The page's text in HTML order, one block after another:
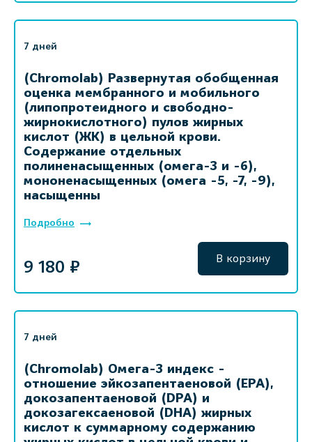
7 дней
(Chromolab) Развернутая обобщенная
оценка мембранного и мобильного
(липопротеидного и свободно-
жирнокислотного) пулов жирных
кислот (ЖК) в цельной крови.
Содержание отдельных
полиненасыщенных (омега-3 и -6),
мононенасыщенных (омега -5, -7, -9),
насыщенны
Подробно
9 180 ₽ В корзину
7 дней
(Chromolab) Омега-3 индекс -
отношение эйкозапентаеновой (EPA),
докозапентаеновой (DPA) и
докозагексаеновой (DHA) жирных
кислот к суммарному содержанию